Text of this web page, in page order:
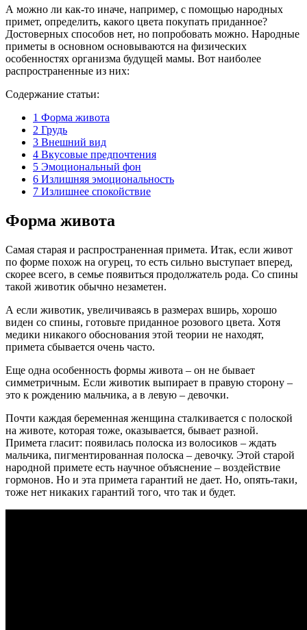
А можно ли как-то иначе, например, с помощью народных
примет, определить, какого цвета покупать приданное?
Достоверных способов нет, но попробовать можно. Народные
приметы в основном основываются на физических
особенностях организма будущей мамы. Вот наиболее
распространенные из них:
Содержание статьи:
1 Форма живота
2 Грудь
3 Внешний вид
4 Вкусовые предпочтения
5 Эмоциональный фон
6 Излишняя эмоциональность
7 Излишнее спокойствие
Форма живота
Самая старая и распространенная примета. Итак, если живот
по форме похож на огурец, то есть сильно выступает вперед,
скорее всего, в семье появиться продолжатель рода. Со спины
такой животик обычно незаметен.
А если животик, увеличиваясь в размерах вширь, хорошо
виден со спины, готовьте приданное розового цвета. Хотя
медики никакого обоснования этой теории не находят,
примета сбывается очень часто.
Еще одна особенность формы живота ‒ он не бывает
симметричным. Если животик выпирает в правую сторону ‒
это к рождению мальчика, а в левую – девочки.
Почти каждая беременная женщина сталкивается с полоской
на животе, которая тоже, оказывается, бывает разной.
Примета гласит: появилась полоска из волосиков ‒ ждать
мальчика, пигментированная полоска – девочку. Этой старой
народной примете есть научное объяснение – воздействие
гормонов. Но и эта примета гарантий не дает. Но, опять-таки,
тоже нет никаких гарантий того, что так и будет.